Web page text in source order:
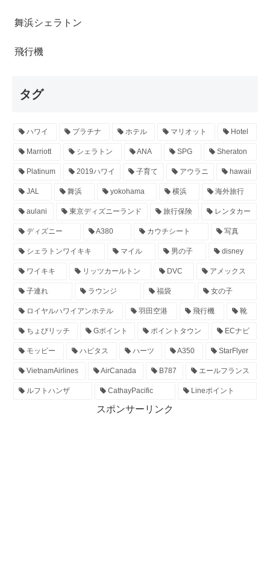
舞浜シェラトン
飛行機
タグ
ハワイ プラチナ ホテル マリオット Hotel
Marriott シェラトン ANA SPG Sheraton
Platinum 2019ハワイ 子育て アウラニ hawaii
JAL 舞浜 yokohama 横浜 海外旅行
aulani 東京ディズニーランド 旅行保険 レンタカー
ディズニー A380 カウチシート 写真
シェラトンワイキキ マイル 男の子 disney
ワイキキ リッツカールトン DVC アメックス
子連れ ラウンジ 福袋 女の子
ロイヤルハワイアンホテル 羽田空港 飛行機 靴
ちょびリッチ Gポイント ポイントタウン ECナビ
モッピー ハピタス ハーツ A350 StarFlyer
VietnamAirlines AirCanada B787 エールフランス
ルフトハンザ CathayPacific Lineポイント
スポンサーリンク